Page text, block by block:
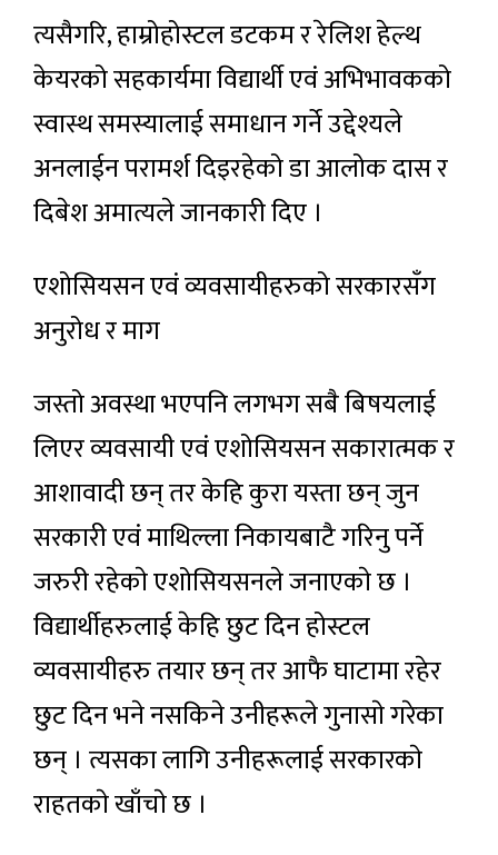
त्यसैगरि, हाम्रोहोस्टल डटकम र रेलिश हेल्थ
केयरको सहकार्यमा विद्यार्थी एवं अभिभावकको
स्वास्थ समस्यालाई समाधान गर्ने उद्देश्यले
अनलाईन परामर्श दिइरहेको डा आलोक दास र
दिबेश अमात्यले जानकारी दिए ।
एशोसियसन एवं व्यवसायीहरुको सरकारसँग
अनुरोध र माग
जस्तो अवस्था भएपनि लगभग सबै बिषयलाई
लिएर व्यवसायी एवं एशोसियसन सकारात्मक र
आशावादी छन् तर केहि कुरा यस्ता छन् जुन
सरकारी एवं माथिल्ला निकायबाटै गरिनु पर्ने
जरुरी रहेकाे एशोसियसनले जनाएकाे छ ।
विद्यार्थीहरुलाई केहि छुट दिन होस्टल
व्यवसायीहरु तयार छन् तर आफै घाटामा रहेर
छुट दिन भने नसकिने उनीहरूले गुनासाे गरेका
छन् । त्यसका लागि उनीहरूलाई सरकारकाे
राहतकाे खाँचाे छ ।